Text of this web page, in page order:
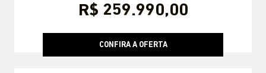
R$ 259.990,00
CONFIRA A OFERTA